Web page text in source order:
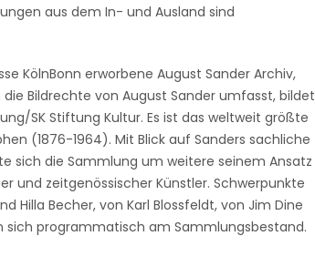
aus dem In- und Ausland sind
KölnBonn erworbene August Sander Archiv,
Bildrechte von August Sander umfasst, bildet
SK Stiftung Kultur. Es ist das weltweit größte
(1876-1964). Mit Blick auf Sanders sachliche
sich die Sammlung um weitere seinem Ansatz
und zeitgenössischer Künstler. Schwerpunkte
Hilla Becher, von Karl Blossfeldt, von Jim Dine
sich programmatisch am Sammlungsbestand.